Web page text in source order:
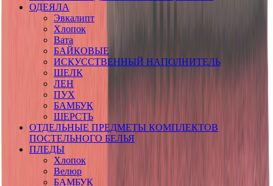
ОДЕЯЛА
Эвкалипт
Хлопок
Вата
БАЙКОВЫЕ
ИСКУССТВЕННЫЙ НАПОЛНИТЕЛЬ
ШЕЛК
ЛЕН
ПУХ
БАМБУК
ШЕРСТЬ
ОТДЕЛЬНЫЕ ПРЕДМЕТЫ КОМПЛЕКТОВ
ПОСТЕЛЬНОГО БЕЛЬЯ
ПЛЕДЫ
Хлопок
Велюр
БАМБУК